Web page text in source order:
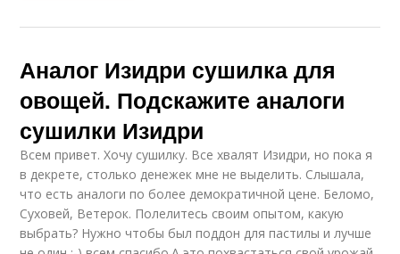
Аналог Изидри сушилка для
овощей. Подскажите аналоги
сушилки Изидри
Всем привет. Хочу сушилку. Все хвалят Изидри, но пока я
в декрете, столько денежек мне не выделить. Слышала,
что есть аналоги по более демократичной цене. Беломо,
Суховей, Ветерок. Полелитесь своим опытом, какую
выбрать? Нужно чтобы был поддон для пастилы и лучше